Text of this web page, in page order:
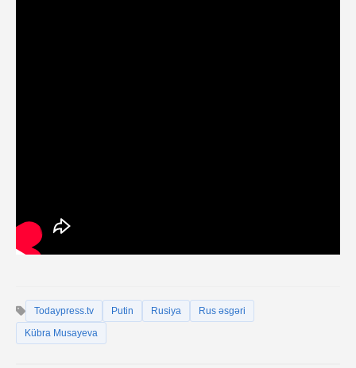
Todaypress.tv Putin Rusiya
Rus əsgəri
Kübra Musayeva